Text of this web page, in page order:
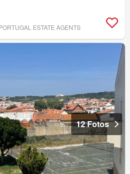
ESTATE AGENTS
12 Fotos